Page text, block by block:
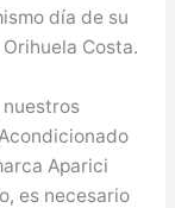
día de su
Costa.
Aparici
es necesario